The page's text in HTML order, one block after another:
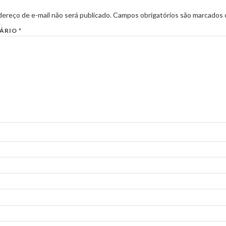
de e-mail não será publicado.Campos obrigatórios são marcados
*